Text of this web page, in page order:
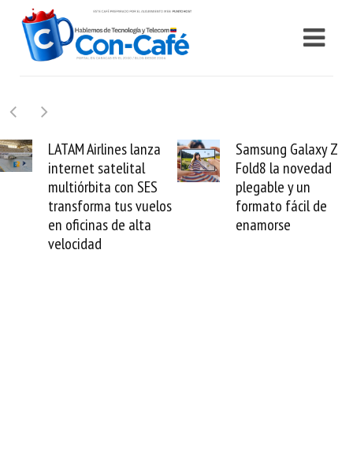
LATAM Airlines lanza
internet satelital
multiórbita con SES
transforma tus vuelos
en oficinas de alta
velocidad
Samsung Galaxy Z
Fold8 la novedad
plegable y un
formato fácil de
enamorse